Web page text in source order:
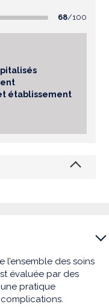
68/100
établissement
des soins
évaluée par des
pratique